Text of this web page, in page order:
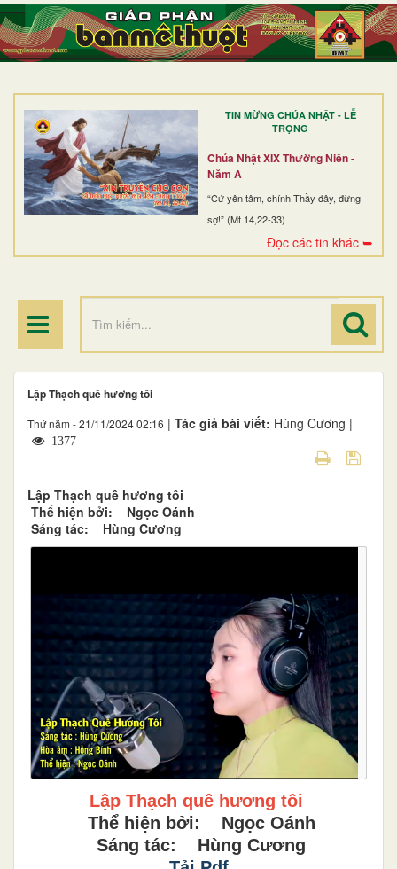
TIN MỪNG CHÚA NHẬT - LỄ
TRỌNG
Chúa Nhật XIX Thường Niên -
Năm A
“Cứ yên tâm, chính Thầy đây, đừng
sợ!” (Mt 14,22-33)
Đọc các tin khác ➥
TRANG NHẤT
GIỚI THIỆU
DÒNG TU
BAN MỤC VỤ
ĐOÀN THỂ CG
ĐIỂM HÀNH HƯƠNG
Lập Thạch quê hương tôi
Thứ năm - 21/11/2024 02:16 | Tác giả bài viết: Hùng Cương |
1377
Lập Thạch quê hương tôi
Thể hiện bởi: Ngọc Oánh
Sáng tác: Hùng Cương
Lập Thạch quê hương tôi
Thể hiện bởi: Ngọc Oánh
Sáng tác: Hùng Cương